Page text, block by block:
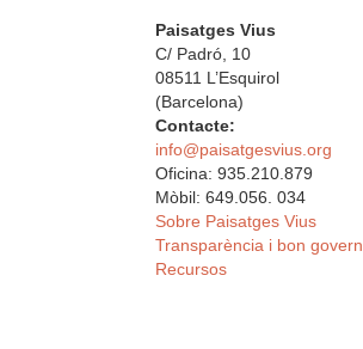
Paisatges Vius
C/ Padró, 10
08511 L’Esquirol
(Barcelona)
Contacte:
info@paisatgesvius.org
Oficina: 935.210.879
Mòbil: 649.056. 034
Sobre Paisatges Vius
Transparència i bon govern
Recursos